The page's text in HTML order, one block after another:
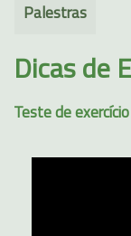
Palestras
Dicas de
Teste de